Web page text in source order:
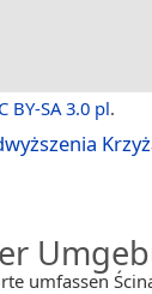
BY-SA 3.0 pl.
umfassen